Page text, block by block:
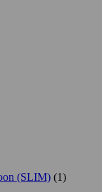
(SLIM) (1)